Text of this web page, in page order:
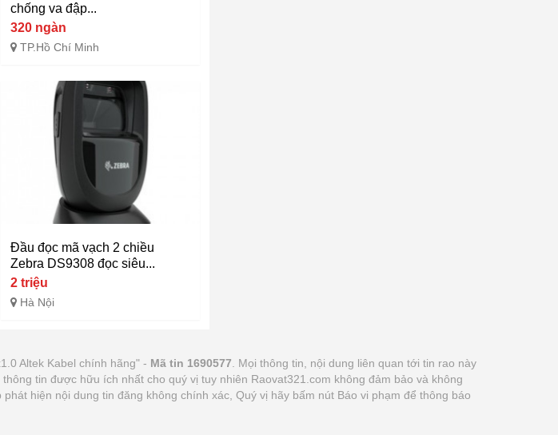
chống va đập...
320 ngàn
TP.Hồ Chí Minh
Đầu đọc mã vạch 2 chiều
Zebra DS9308 đọc siêu...
2 triệu
Hà Nội
Altek Kabel chính hãng" - Mã tin 1690577 . Mọi thông tin, nội dung liên quan tới tin rao này
tin được hữu ích nhất cho quý vị tuy nhiên Raovat321.com không đảm bảo và không
hiện nội dung tin đăng không chính xác, Quý vị hãy bấm nút Báo vi phạm để thông báo